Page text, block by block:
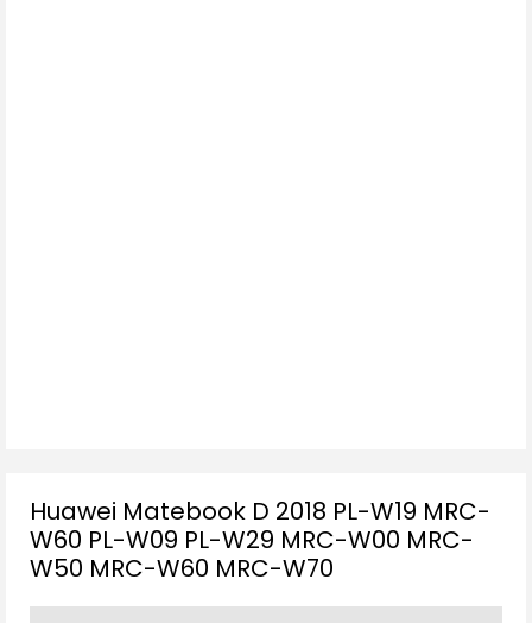
Huawei Matebook D 2018 PL-W19 MRC-
W60 PL-W09 PL-W29 MRC-W00 MRC-
W50 MRC-W60 MRC-W70